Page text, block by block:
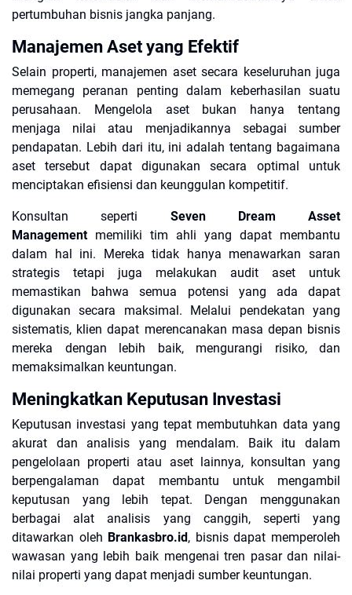
pertumbuhan bisnis jangka panjang.
Manajemen Aset yang Efektif
Selain properti, manajemen aset secara keseluruhan juga
memegang peranan penting dalam keberhasilan suatu
perusahaan. Mengelola aset bukan hanya tentang
menjaga nilai atau menjadikannya sebagai sumber
pendapatan. Lebih dari itu, ini adalah tentang bagaimana
aset tersebut dapat digunakan secara optimal untuk
menciptakan efisiensi dan keunggulan kompetitif.
Konsultan seperti Seven Dream Asset
Managementmemiliki tim ahli yang dapat membantu
dalam hal ini. Mereka tidak hanya menawarkan saran
strategis tetapi juga melakukan audit aset untuk
memastikan bahwa semua potensi yang ada dapat
digunakan secara maksimal. Melalui pendekatan yang
sistematis, klien dapat merencanakan masa depan bisnis
mereka dengan lebih baik, mengurangi risiko, dan
memaksimalkan keuntungan.
Meningkatkan Keputusan Investasi
Keputusan investasi yang tepat membutuhkan data yang
akurat dan analisis yang mendalam. Baik itu dalam
pengelolaan properti atau aset lainnya, konsultan yang
berpengalaman dapat membantu untuk mengambil
keputusan yang lebih tepat. Dengan menggunakan
berbagai alat analisis yang canggih, seperti yang
ditawarkan oleh Brankasbro.id , bisnis dapat memperoleh
wawasan yang lebih baik mengenai tren pasar dan nilai-
nilai properti yang dapat menjadi sumber keuntungan.